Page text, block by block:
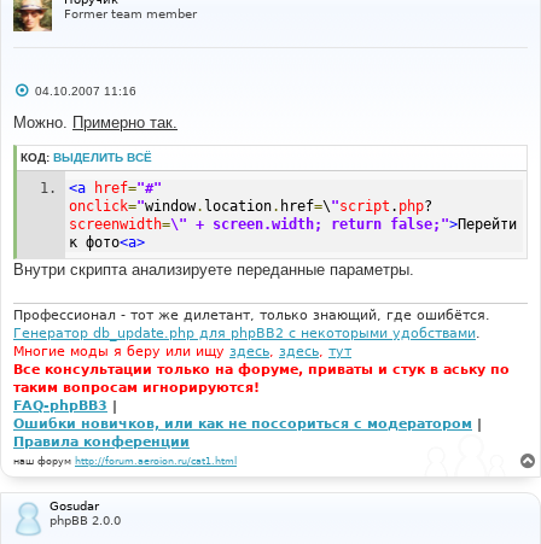
Former team member
С
о
б
щ
е
04.10.2007 11:16
Можно. Примерно так.
КОД: ВЫДЕЛИТЬ ВСЁ
<a href="#"
onclick="window. location. href=\"script . php?
screenwidth=\" + screen.width; return false;">Перейти
к фото<a>
Внутри скрипта анализируете переданные параметры.
Профессионал - тот же дилетант, только знающий, где ошибётся.
Генератор db_update.php для phpBB2 с некоторыми удобствами.
Многие моды я беру или ищу здесь, здесь, тут
Все консультации только на форуме, приваты и стук в аську по
таким вопросам игнорируются!
FAQ-phpBB3 |
Ошибки новичков, или как не поссориться с модератором |
Правила конференции
наш форум http://forum.aeroion.ru/cat1.html
Gosudar
phpBB 2.0.0